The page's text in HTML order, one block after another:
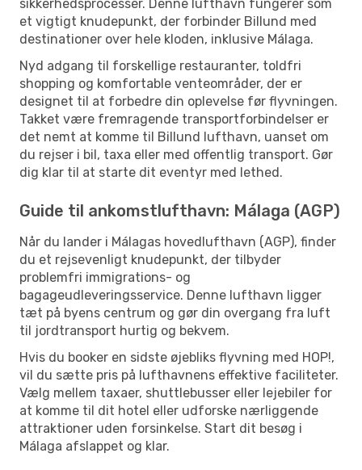
sikkerhedsprocesser. Denne lufthavn fungerer som
et vigtigt knudepunkt, der forbinder Billund med
destinationer over hele kloden, inklusive Málaga.
Nyd adgang til forskellige restauranter, toldfri
shopping og komfortable venteområder, der er
designet til at forbedre din oplevelse før flyvningen.
Takket være fremragende transportforbindelser er
det nemt at komme til Billund lufthavn, uanset om
du rejser i bil, taxa eller med offentlig transport. Gør
dig klar til at starte dit eventyr med lethed.
Guide til ankomstlufthavn: Málaga (AGP)
Når du lander i Málagas hovedlufthavn (AGP), finder
du et rejsevenligt knudepunkt, der tilbyder
problemfri immigrations- og
bagageudleveringsservice. Denne lufthavn ligger
tæt på byens centrum og gør din overgang fra luft
til jordtransport hurtig og bekvem.
Hvis du booker en sidste øjebliks flyvning med HOP!,
vil du sætte pris på lufthavnens effektive faciliteter.
Vælg mellem taxaer, shuttlebusser eller lejebiler for
at komme til dit hotel eller udforske nærliggende
attraktioner uden forsinkelse. Start dit besøg i
Málaga afslappet og klar.